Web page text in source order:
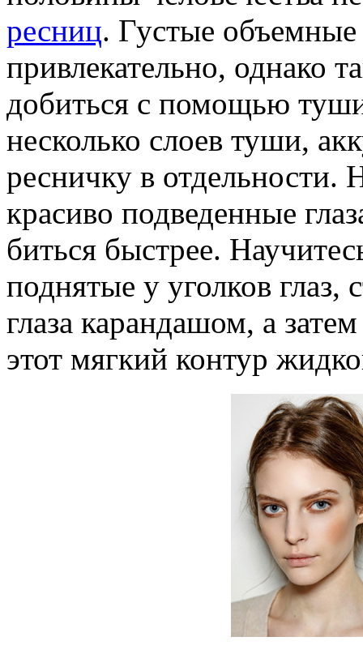
ресниц. Густые объемные
привлекательно, однако
добиться с помощью
несколько слоев туши,
ресничку в отдельности.
красиво подведенные
биться быстрее.
поднятые у уголков глаз,
глаза карандашом, а
этот мягкий контур